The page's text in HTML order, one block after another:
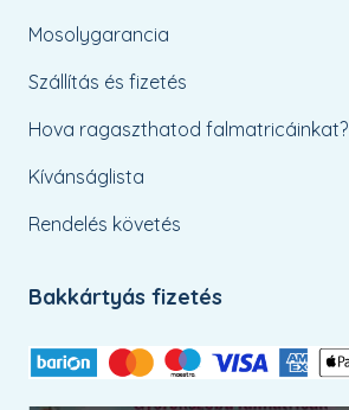
Mosolygarancia
Szállítás és fizetés
Hova ragaszthatod falmatricáinkat?
Kívánságlista
Rendelés követés
Bakkártyás fizetés